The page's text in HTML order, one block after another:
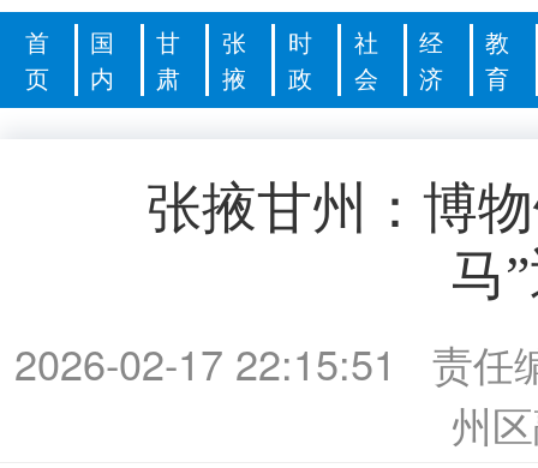
首
页
国
内
甘
肃
张
掖
时
政
社
会
经
济
教
育
张掖甘州：博
马
2026-02-17 22:15:51
责任
州